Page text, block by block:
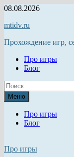
Перейти
содержимому
08.08.2026
mtidv.ru
Прохождение игр,
Про игры
Блог
Найти:
Меню
Про игры
Блог
Про игры